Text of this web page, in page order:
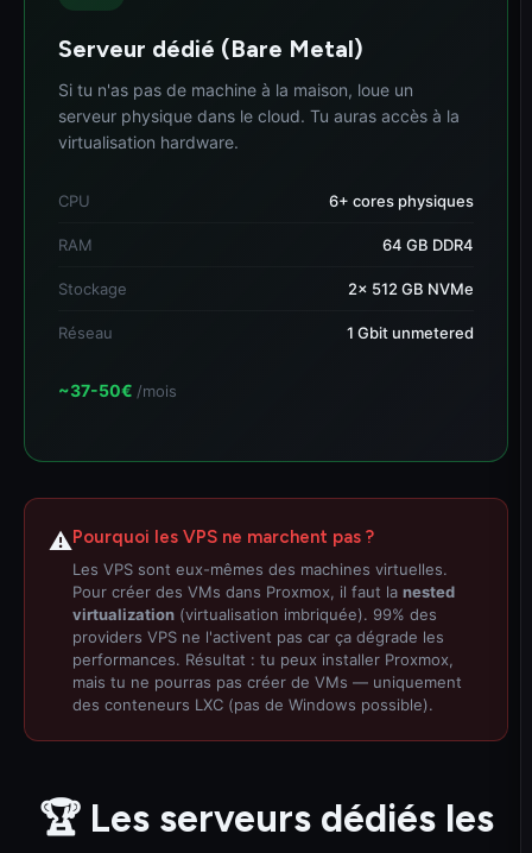
Serveur dédié (Bare Metal)
Si tu n'as pas de machine à la maison, loue un
serveur physique dans le cloud. Tu auras accès à la
virtualisation hardware.
CPU 6+ cores physiques
RAM 64 GB DDR4
Stockage 2x 512 GB NVMe
Réseau 1 Gbit unmetered
~37-50€ /mois
⚠️Pourquoi les VPS ne marchent pas ?
Les VPS sont eux-mêmes des machines virtuelles.
Pour créer des VMs dans Proxmox, il faut la nested
virtualization (virtualisation imbriquée). 99% des
providers VPS ne l'activent pas car ça dégrade les
performances. Résultat : tu peux installer Proxmox,
mais tu ne pourras pas créer de VMs — uniquement
des conteneurs LXC (pas de Windows possible).
🏆 Les serveurs dédiés les